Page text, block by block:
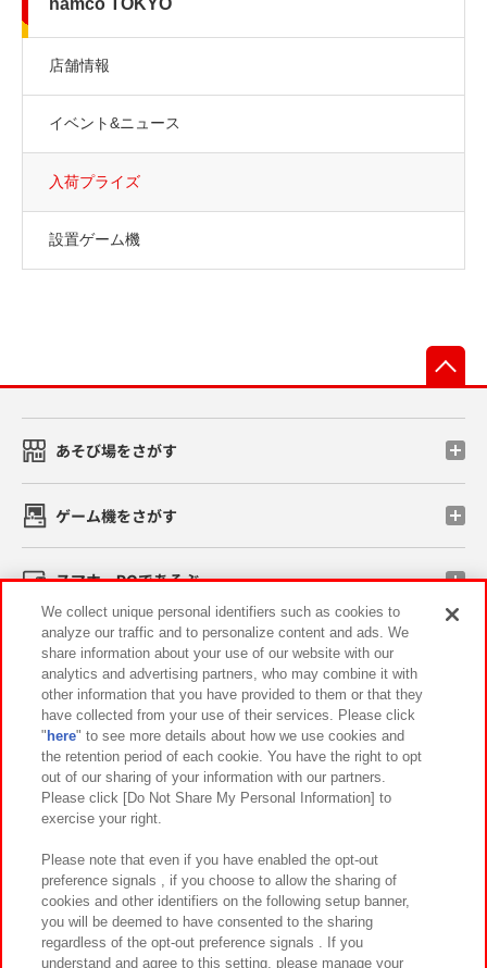
namco TOKYO
店舗情報
イベント&ニュース
入荷プライズ
設置ゲーム機
あそび場をさがす
ゲーム機をさがす
スマホ・PCであそぶ
イベント・キャンペーン
関連会社 サステナビリティ サイトポリシー
プライバシーポリシー ウェブアクセシビリティ方針と検証結果
お取引先さまとともに
カスタマーハラスメント対応方針 よくあるご質問・お問い合わせ
We collect unique personal identifiers such as cookies to
analyze our traffic and to personalize content and ads. We
share information about your use of our website with our
analytics and advertising partners, who may combine it with
other information that you have provided to them or that they
have collected from your use of their services. Please click
" here" to see more details about how we use cookies and
the retention period of each cookie. You have the right to opt
out of our sharing of your information with our partners.
Please click [Do Not Share My Personal Information] to
exercise your right.
Please note that even if you have enabled the opt-out
preference signals , if you choose to allow the sharing of
cookies and other identifiers on the following setup banner,
you will be deemed to have consented to the sharing
regardless of the opt-out preference signals . If you
understand and agree to this setting, please manage your